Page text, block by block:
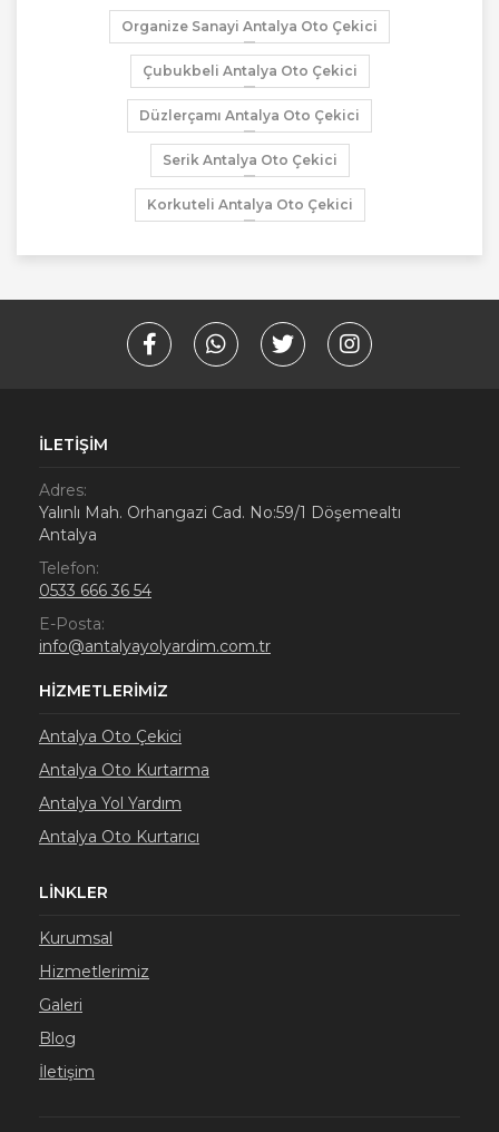
Organize Sanayi Antalya Oto Çekici
Çubukbeli Antalya Oto Çekici
Düzlerçamı Antalya Oto Çekici
Serik Antalya Oto Çekici
Korkuteli Antalya Oto Çekici
İLETIŞIM
Adres:
Yalınlı Mah. Orhangazi Cad. No:59/1 Döşemealtı
Antalya
Telefon:
0533 666 36 54
E-Posta:
info@antalyayolyardim.com.tr
HIZMETLERIMIZ
Antalya Oto Çekici
Antalya Oto Kurtarma
Antalya Yol Yardım
Antalya Oto Kurtarıcı
LINKLER
Kurumsal
Hizmetlerimiz
Galeri
Blog
İletişim